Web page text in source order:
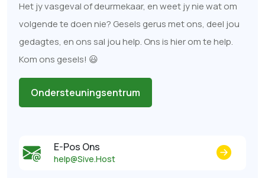
Het jy vasgeval of deurmekaar, en weet jy nie wat om
volgende te doen nie? Gesels gerus met ons, deel jou
gedagtes, en ons sal jou help. Ons is hier om te help.
Kom ons gesels! 😃
Ondersteuningsentrum
E-Pos Ons
help@Sive.Host